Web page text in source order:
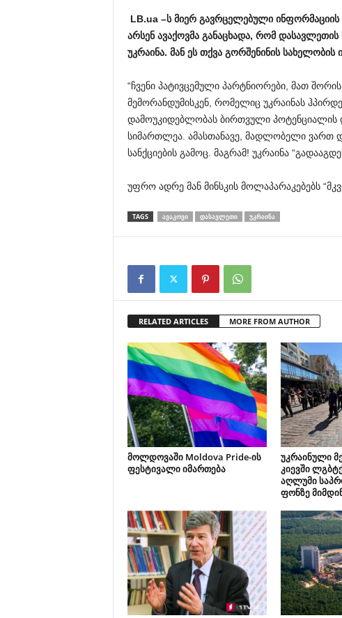
LB.ua–ს მიერ გავრცელებული ინფორმაციის
არსენ ავაქოვმა განაცხადა, რომ დასავლეთის
უკრაინა. მან ეს თქვა გორშენინის სახელობის
“ჩვენი პატივცემული პარტნიორები, მათ
მემორანდუმისკენ, რომელიც უკრაინას
დამოუკიდებლობას ბირთვული პოტენციალის
სიმართლეა. ამასთანავე, მადლობელი ვართ
სანქციების გამოც. მაგრამ! უკრაინა
უფრო ადრე მან მინსკის მოლაპარაკებებს
TAGS ᲐᲕᲐᲙᲝᲕᲘ ᲓᲐᲡᲐᲕᲚᲔᲗᲘ ᲣᲙᲠᲐᲘᲜᲐ
RELATED ARTICLES MORE FROM AUTHOR
მოლდოვაში Moldova Pride-ის
ფესტივალი იმართება
უკრაინული
კიევში
აღლუმი
ფონზე